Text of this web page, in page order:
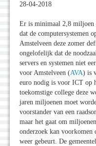
28-04-2018
Er is minimaal 2,8 miljoen
dat de computersystemen
Amstelveen deze zomer
ongelofelijk dat de
servers en systemen niet
voor Amstelveen (AVA) is
euro nodig is voor ICT op
toekomstige college deze
jaren miljoenen moet
voorstander van een
maar het gaat om
onderzoek kan voorkomen
weer gebeurt. De